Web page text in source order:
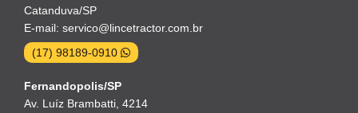
Catanduva/SP
E-mail: servico@lincetractor.com.br
(17) 98189-0910
Fernandopolis/SP
Av. Luíz Brambatti, 4214